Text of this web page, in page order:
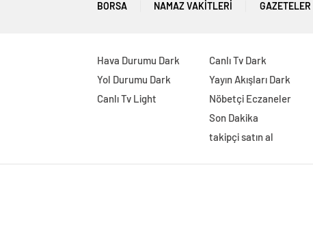
BORSA NAMAZ VAKITLERI GAZETELER
Hava Durumu Dark
Yol Durumu Dark
Canlı Tv Light
Canlı Tv Dark
Yayın Akışları Dark
Nöbetçi Eczaneler
Son Dakika
takipçi satın al